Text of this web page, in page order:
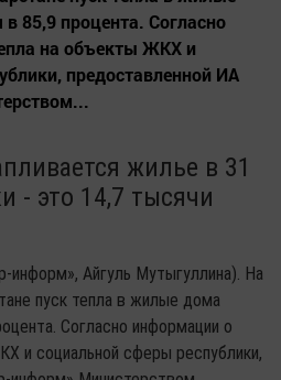
85,9 процента. Согласно
на объекты ЖКХ и
предоставленной ИА
жилье в 31
- это 14,7 тысячи
информ», Айгуль Мутыгуллина). На
пуск тепла в жилые дома
Согласно информации о
и социальной сферы республики,